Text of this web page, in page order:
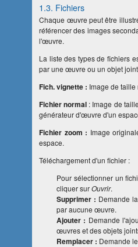
1.3. Fichiers
Chaque œuvre peut être
référencer des images
l'œuvre.
La liste des types de fichiers
par une œuvre ou un objet
Fich. vignette : Image de
Fichier normal : Image de
générateur d'œuvre d'un
Fichier zoom : Image
espace.
Téléchargement d'un fichier :
Pour sélectionner un
cliquer surOuvrir.
Supprimer : Demande
par aucune œuvre.
Ajouter : Demande
œuvres et des objets
Remplacer : Demande